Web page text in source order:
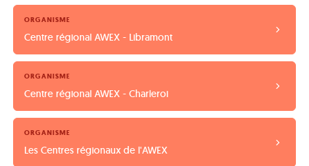
ORGANISME
Centre régional AWEX - Libramont
ORGANISME
Centre régional AWEX - Charleroi
ORGANISME
Les Centres régionaux de l'AWEX